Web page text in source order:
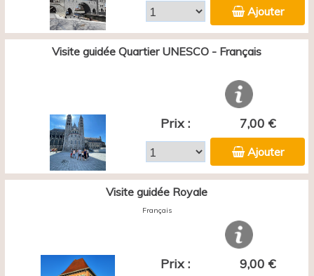
Ajouter
Visite guidée Quartier UNESCO - Français
Prix : 7,00 €
Ajouter
Visite guidée Royale
Français
Prix : 9,00 €